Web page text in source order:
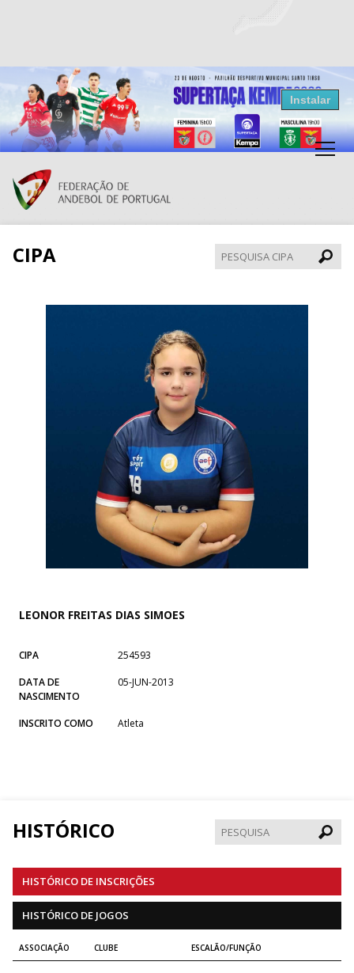
Resultados Andebol
Federação de Andebol de Portugal
Grátis - Disponivel na Play Store
Instalar
CIPA
CIPA
LEONOR FREITAS DIAS SIMOES
CIPA
254593
DATA DE
NASCIMENTO
05-JUN-2013
INSCRITO COMO Atleta
HISTÓRICO
HISTÓRICO DE INSCRIÇÕES
HISTÓRICO DE JOGOS
ASSOCIAÇÃO CLUBE ESCALÃO/FUNÇÃO